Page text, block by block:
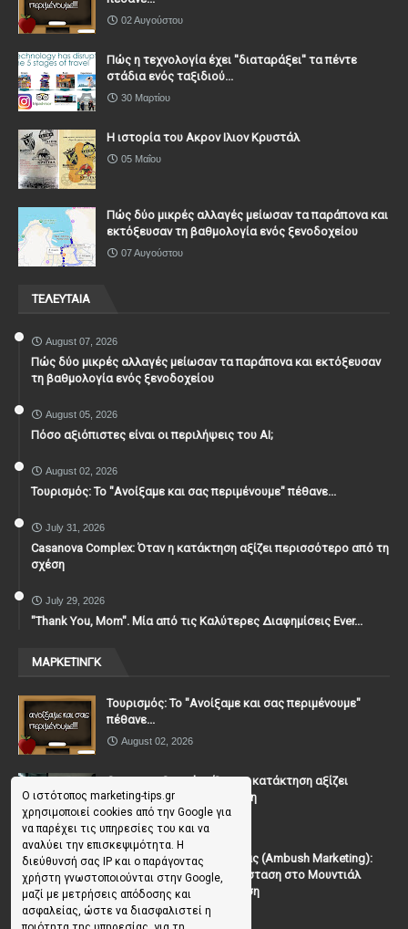
Ο ιστότοπος marketing-tips.gr
χρησιμοποιεί cookies από την Google για
να παρέχει τις υπηρεσίες του και να
αναλύει την επισκεψιμότητα. Η
διεύθυνσή σας IP και ο παράγοντας
χρήστη γνωστοποιούνται στην Google,
μαζί με μετρήσεις απόδοσης και
ασφαλείας, ώστε να διασφαλιστεί η
02 Αυγούστου
Πώς η τεχνολογία έχει ''διαταράξει'' τα πέντε
στάδια ενός ταξιδιού...
30 Μαρτίου
Η ιστορία του Ακρον Ιλιον Κρυστάλ
05 Μαΐου
Πώς δύο μικρές αλλαγές μείωσαν τα παράπονα και
εκτόξευσαν τη βαθμολογία ενός ξενοδοχείου
07 Αυγούστου
ΤΕΛΕΥΤΑΙΑ
August 07, 2026
Πώς δύο μικρές αλλαγές μείωσαν τα παράπονα και εκτόξευσαν
τη βαθμολογία ενός ξενοδοχείου
August 05, 2026
Πόσο αξιόπιστες είναι οι περιλήψεις του ΑΙ;
August 02, 2026
Τουρισμός: Το "Ανοίξαμε και σας περιμένουμε" πέθανε...
July 31, 2026
Casanova Complex: Όταν η κατάκτηση αξίζει περισσότερο από τη
σχέση
July 29, 2026
"Thank You, Mοm". Μία από τις Καλύτερες Διαφημίσεις Ever...
ΜΑΡΚΕΤΙΝΓΚ
Τουρισμός: Το "Ανοίξαμε και σας περιμένουμε"
πέθανε...
August 02, 2026
Casanova Complex: Όταν η κατάκτηση αξίζει
περισσότερο από τη σχέση
July 31, 2026
To Μάρκετινγκ της Ενέδρας (Ambush Marketing):
Πώς να κλέψεις την παράσταση στο Μουντιάλ
χωρίς (επίσημη) πρόσκληση
July 19, 2026